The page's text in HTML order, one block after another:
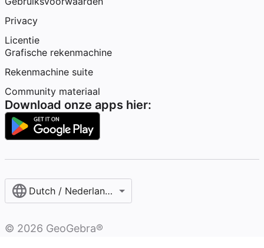
Privacy
Licentie
Grafische rekenmachine
Rekenmachine suite
Community materiaal
Download onze apps hier:
Dutch / Nederlands‎ (België)‎
© 2026 GeoGebra®